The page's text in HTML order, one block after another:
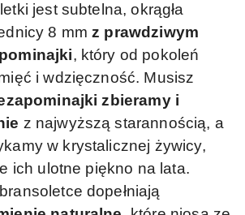
jest subtelna, okrągła
8 mmz prawdziwym
, który od pokoleń
i wdzięczność. Musisz
zbieramy i
z najwyższą starannością, a
w krystalicznej żywicy,
ich ulotne piękno na lata.
dopełniają